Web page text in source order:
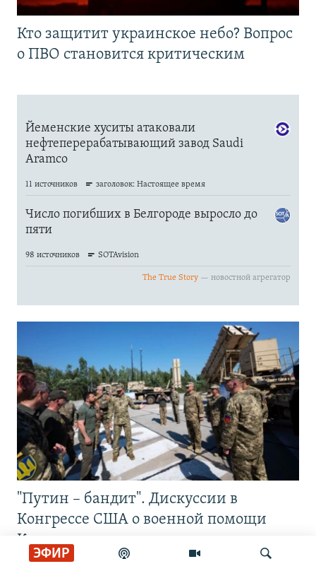
ЭФИР
Кто защитит украинское небо? Вопрос
о ПВО становится критическим
"Путин – бандит". Дискуссии в
Конгрессе США о военной помощи
Киеву